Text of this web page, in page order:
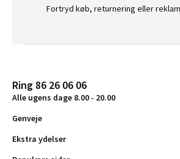
Fortryd køb, returnering eller
Ring 86 26 06 06
Alle ugens dage 8.00 - 20.00
Genveje
Ekstra ydelser